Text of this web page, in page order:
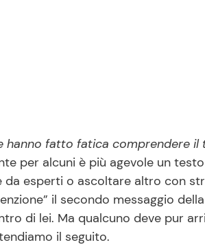
hanno fatto fatica comprendere il
per alcuni è più agevole un
da esperti o ascoltare altro con
il secondo messaggio
di lei. Ma qualcuno deve pur
il seguito.